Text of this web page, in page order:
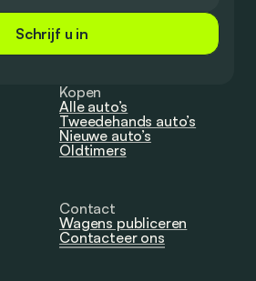
Schrijf u in
Kopen
Alle auto’s
Tweedehands auto’s
Nieuwe auto’s
Oldtimers
Contact
Wagens publiceren
Contacteer ons